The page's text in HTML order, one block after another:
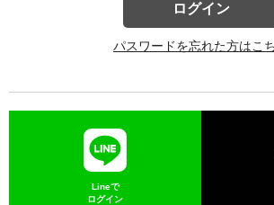
ログイン
パスワードを忘れた方はこ
Lineで
ログイン